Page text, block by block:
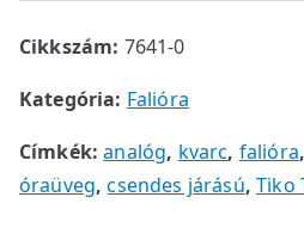
Cikkszám: 7641-0
Kategória: Falióra
Címkék:analóg, kvarc, falióra
óraüveg,csendes járású,Tiko